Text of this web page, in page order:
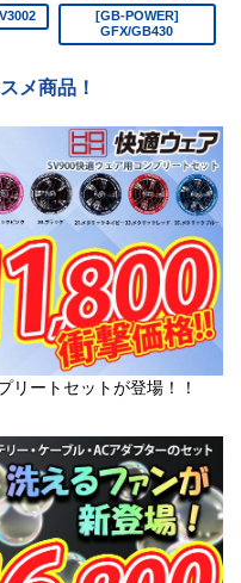
[GB-POWER]
GFX/GB430
メ商品！
リートセットが登場！！